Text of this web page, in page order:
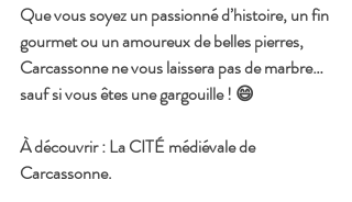
Que vous soyez un passionné d’histoire, un fin
gourmet ou un amoureux de belles pierres,
Carcassonne ne vous laissera pas de marbre…
sauf si vous êtes une gargouille ! 😄
À découvrir : La CITÉ médiévale de
Carcassonne.